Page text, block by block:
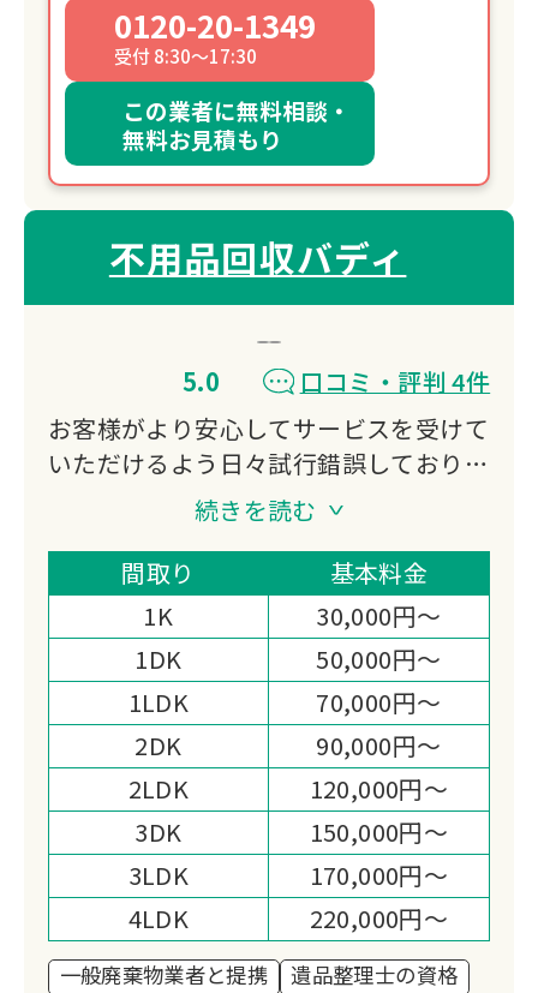
0120-20-1349
受付 8:30～17:30
この業者に無料相談・
無料お見積もり
不用品回収バディ
5.0
口コミ・評判 4件
お客様がより安心してサービスを受けて
いただけるよう日々試行錯誤しており、
当社スタッフは誠実で分かり易い説明か
ら明朗な会計まで、お客様の「安心、安
全」に繋がる行動を第一にしています。
ぜひご安心いただき、当社の不用品回収
サービス及び、ハウスクリーニングをご
体感ください。
続きを読む
間取り
基本料金
1K
30,000円～
1DK
50,000円～
1LDK
70,000円～
2DK
90,000円～
2LDK
120,000円～
3DK
150,000円～
3LDK
170,000円～
4LDK
220,000円～
一般廃棄物業者と提携
遺品整理士の資格